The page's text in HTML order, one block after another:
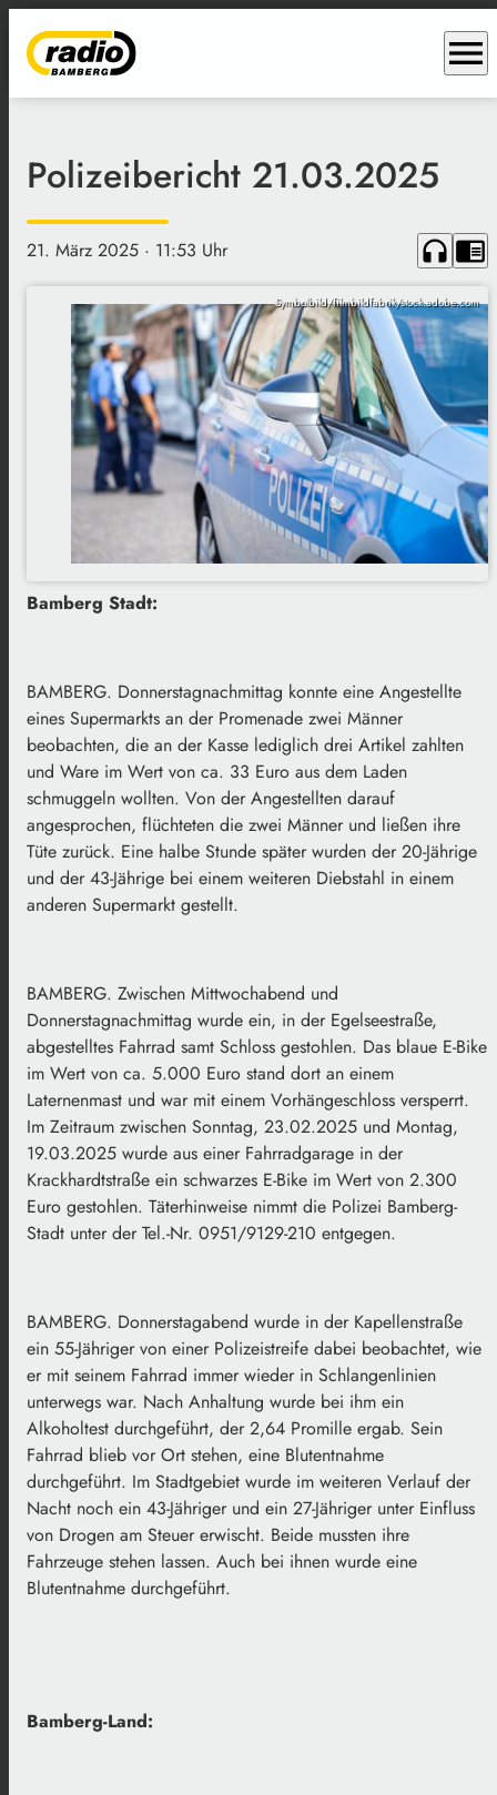
menu
Polizeibericht 21.03.2025
21. März 2025 · 11:53 Uhr headphones chrome_reader_mode
Symbolbild/filmbildfabrik/stock.adobe.com
Bamberg Stadt:
BAMBERG. Donnerstagnachmittag konnte eine Angestellte
eines Supermarkts an der Promenade zwei Männer
beobachten, die an der Kasse lediglich drei Artikel zahlten
und Ware im Wert von ca. 33 Euro aus dem Laden
schmuggeln wollten. Von der Angestellten darauf
angesprochen, flüchteten die zwei Männer und ließen ihre
Tüte zurück. Eine halbe Stunde später wurden der 20-Jährige
und der 43-Jährige bei einem weiteren Diebstahl in einem
anderen Supermarkt gestellt.
BAMBERG. Zwischen Mittwochabend und
Donnerstagnachmittag wurde ein, in der Egelseestraße,
abgestelltes Fahrrad samt Schloss gestohlen. Das blaue E-Bike
im Wert von ca. 5.000 Euro stand dort an einem
Laternenmast und war mit einem Vorhängeschloss versperrt.
Im Zeitraum zwischen Sonntag, 23.02.2025 und Montag,
19.03.2025 wurde aus einer Fahrradgarage in der
Krackhardtstraße ein schwarzes E-Bike im Wert von 2.300
Euro gestohlen. Täterhinweise nimmt die Polizei Bamberg-
Stadt unter der Tel.-Nr. 0951/9129-210 entgegen.
BAMBERG. Donnerstagabend wurde in der Kapellenstraße
ein 55-Jähriger von einer Polizeistreife dabei beobachtet, wie
er mit seinem Fahrrad immer wieder in Schlangenlinien
unterwegs war. Nach Anhaltung wurde bei ihm ein
Alkoholtest durchgeführt, der 2,64 Promille ergab. Sein
Fahrrad blieb vor Ort stehen, eine Blutentnahme
durchgeführt. Im Stadtgebiet wurde im weiteren Verlauf der
Nacht noch ein 43-Jähriger und ein 27-Jähriger unter Einfluss
von Drogen am Steuer erwischt. Beide mussten ihre
Fahrzeuge stehen lassen. Auch bei ihnen wurde eine
Blutentnahme durchgeführt.
Bamberg-Land: